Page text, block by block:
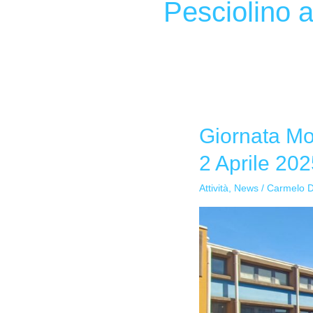
Pesciolino
Giornata
2 Aprile
Attività News /Carmelo
Giornata
della
Consapevolezza
Aprile
2025